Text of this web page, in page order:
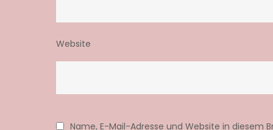
Website
Name, E-Mail-Adresse und Website in diesem